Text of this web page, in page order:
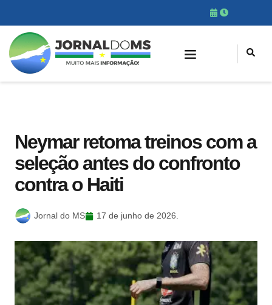
Neymar retoma treinos com a
seleção antes do confronto
contra o Haiti
Jornal do MS 17 de junho de 2026.